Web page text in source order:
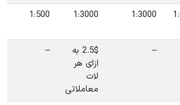
1:3000
1:3000
1:500
–
2.5$ به
ازای هر
لات
معاملاتی
–